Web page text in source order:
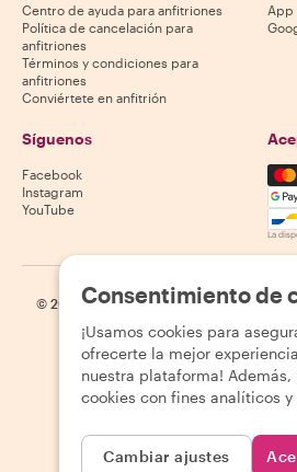
Centro de ayuda para anfitriones
Política de cancelación para
anfitriones
Términos y condiciones para
anfitriones
Conviértete en anfitrión
App
Síguenos
Facebook
Instagram
YouTube
La
© 2026 Withlocals.com | Política de
Consentimiento de
¡Usamos cookies para
ofrecerte la mejor
nuestra plataforma! Además,
cookies con fines analíticos
Cambiar ajustes